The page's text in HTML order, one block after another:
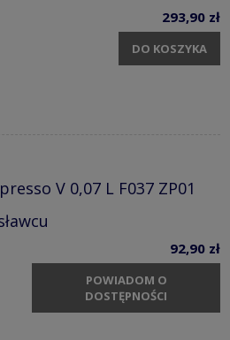
293,90 zł
DO KOSZYKA
V 0,07 L F037 ZP01
92,90 zł
POWIADOM O
DOSTĘPNOŚCI